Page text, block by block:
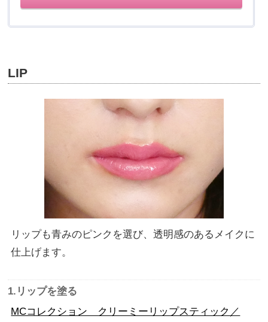
LIP
リップも青みのピンクを選び、透明感のあるメイクに
仕上げます。
1.リップを塗る
MCコレクション クリーミーリップスティック／